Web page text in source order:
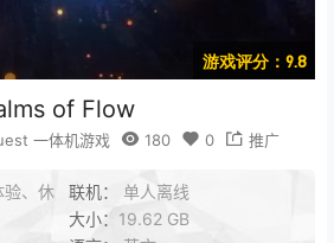
游戏评分：9.8
of Flow
一体机游戏 180 0 推广
验、休
联机： 单人离线
大小： 19.62 GB